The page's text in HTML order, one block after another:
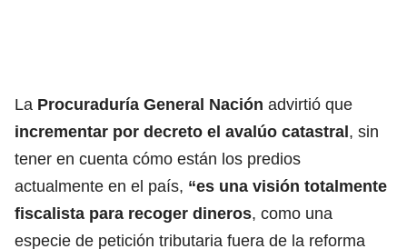
La Procuraduría General Nación advirtió que
incrementar por decreto el avalúo catastral, sin
tener en cuenta cómo están los predios
actualmente en el país, “es una visión totalmente
fiscalista para recoger dineros, como una
especie de petición tributaria fuera de la reforma